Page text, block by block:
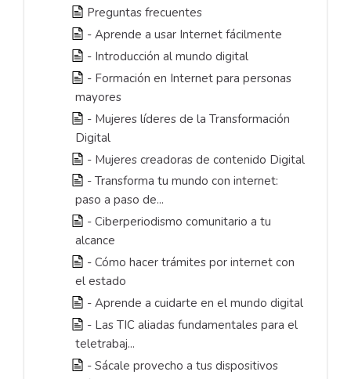
Preguntas frecuentes
- Aprende a usar Internet fácilmente
- Introducción al mundo digital
- Formación en Internet para personas
mayores
- Mujeres líderes de la Transformación
Digital
- Mujeres creadoras de contenido Digital
- Transforma tu mundo con internet:
paso a paso de...
- Ciberperiodismo comunitario a tu
alcance
- Cómo hacer trámites por internet con
el estado
- Aprende a cuidarte en el mundo digital
- Las TIC aliadas fundamentales para el
teletrabaj...
- Sácale provecho a tus dispositivos